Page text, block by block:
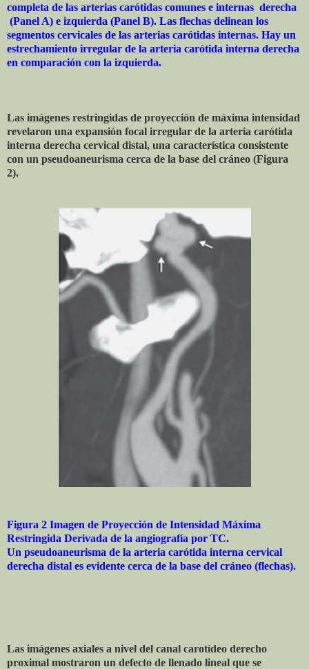
completa de las arterias carótidas comunes e internas derecha
(Panel A) e izquierda (Panel B). Las flechas delinean los
segmentos cervicales de las arterias carótidas internas. Hay un
estrechamiento irregular de la arteria carótida interna derecha
en comparación con la izquierda.
Las imágenes restringidas de proyección de máxima intensidad
revelaron una expansión focal irregular de la arteria carótida
interna derecha cervical distal, una característica consistente
con un pseudoaneurisma cerca de la base del cráneo (Figura
2).
Figura 2 Imagen de Proyección de Intensidad Máxima
Restringida Derivada de la angiografía por TC.
Un pseudoaneurisma de la arteria carótida interna cervical
derecha distal es evidente cerca de la base del cráneo (flechas).
Las imágenes axiales a nivel del canal carotídeo derecho
proximal mostraron un defecto de llenado lineal que se